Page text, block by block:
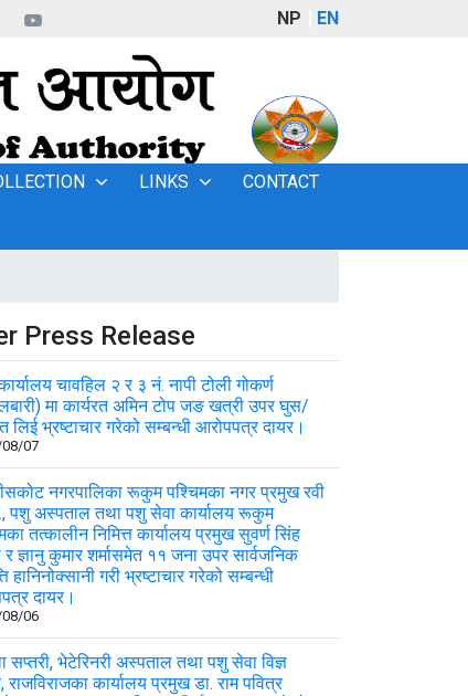
NP EN
LINKS CONTACT
Press Release
चावहिल २ र ३ नं. नापी टोली गोकर्ण
मा कार्यरत अमिन टोप जङ खत्री उपर घुस/
लिई भ्रष्टाचार गरेको सम्बन्धी आरोपपत्र दायर।
07
नगरपालिका रूकुम पश्चिमका नगर प्रमुख रवी
पशु अस्पताल तथा पशु सेवा कार्यालय रूकुम
तत्कालीन निमित्त कार्यालय प्रमुख सुवर्ण सिंह
ज्ञानु कुमार शर्मासमेत ११ जना उपर सार्वजनिक
हानिनोक्सानी गरी भ्रष्टाचार गरेको सम्बन्धी
दायर।
06
सप्तरी, भेटेरिनरी अस्पताल तथा पशु सेवा विज्ञ
राजविराजका कार्यालय प्रमुख डा. राम पवित्र